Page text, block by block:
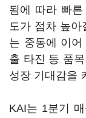
됨에 따라 빠
도가 점차 높아
는 중동에 이
출 타진 등 품
성장 기대감을
KAI는 1분기